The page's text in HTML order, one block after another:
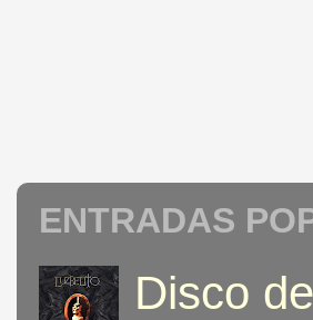
ENTRADAS
Disco